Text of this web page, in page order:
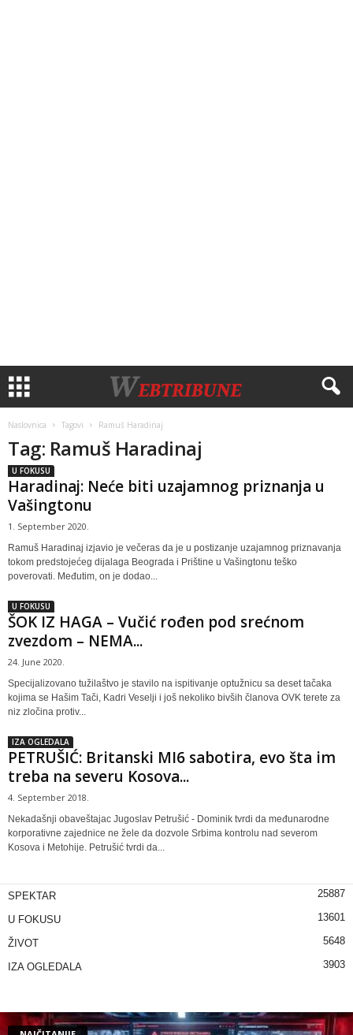
Naslovnica Tagovi Ramuš Haradinaj
Tag: Ramuš Haradinaj
U FOKUSU
Haradinaj: Neće biti uzajamnog priznanja u
Vašingtonu
1. September 2020.
Ramuš Haradinaj izjavio je večeras da je u postizanje uzajamnog priznavanja
tokom predstojećeg dijalaga Beograda i Prištine u Vašingtonu teško
poverovati. Međutim, on je dodao...
U FOKUSU
ŠOK IZ HAGA – Vučić rođen pod srećnom
zvezdom – NEMA...
24. June 2020.
Specijalizovano tužilaštvo je stavilo na ispitivanje optužnicu sa deset tačaka
kojima se Hašim Tači, Kadri Veselji i još nekoliko bivših članova OVK terete za
niz zločina protiv...
IZA OGLEDALA
PETRUŠIĆ: Britanski MI6 sabotira, evo šta im
treba na severu Kosova...
4. September 2018.
Nekadašnji obaveštajac Jugoslav Petrušić - Dominik tvrdi da međunarodne
korporativne zajednice ne žele da dozvole Srbima kontrolu nad severom
Kosova i Metohije. Petrušić tvrdi da...
SPEKTAR 25887
U FOKUSU 13601
ŽIVOT 5648
IZA OGLEDALA 3903